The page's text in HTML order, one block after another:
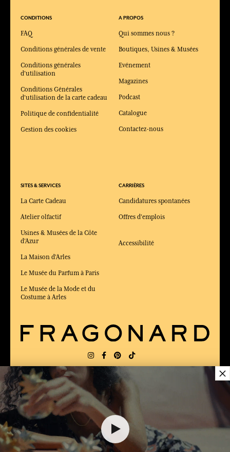
CONDITIONS
FAQ
Conditions générales de vente
Conditions générales
d'utilisation
Conditions Générales
d'utilisation de la carte cadeau
Politique de confidentialité
Gestion des cookies
SITES & SERVICES
La Carte Cadeau
Atelier olfactif
Usines & Musées de la Côte
d'Azur
La Maison d'Arles
Le Musée du Parfum à Paris
Le Musée de la Mode et du
Costume à Arles
A PROPOS
Qui sommes nous ?
Boutiques, Usines & Musées
Evénement
Magazines
Podcast
Catalogue
Contactez-nous
CARRIÈRES
Candidatures spontanées
Offres d'emplois
Accessibilité
LIVRAISON: FR
×